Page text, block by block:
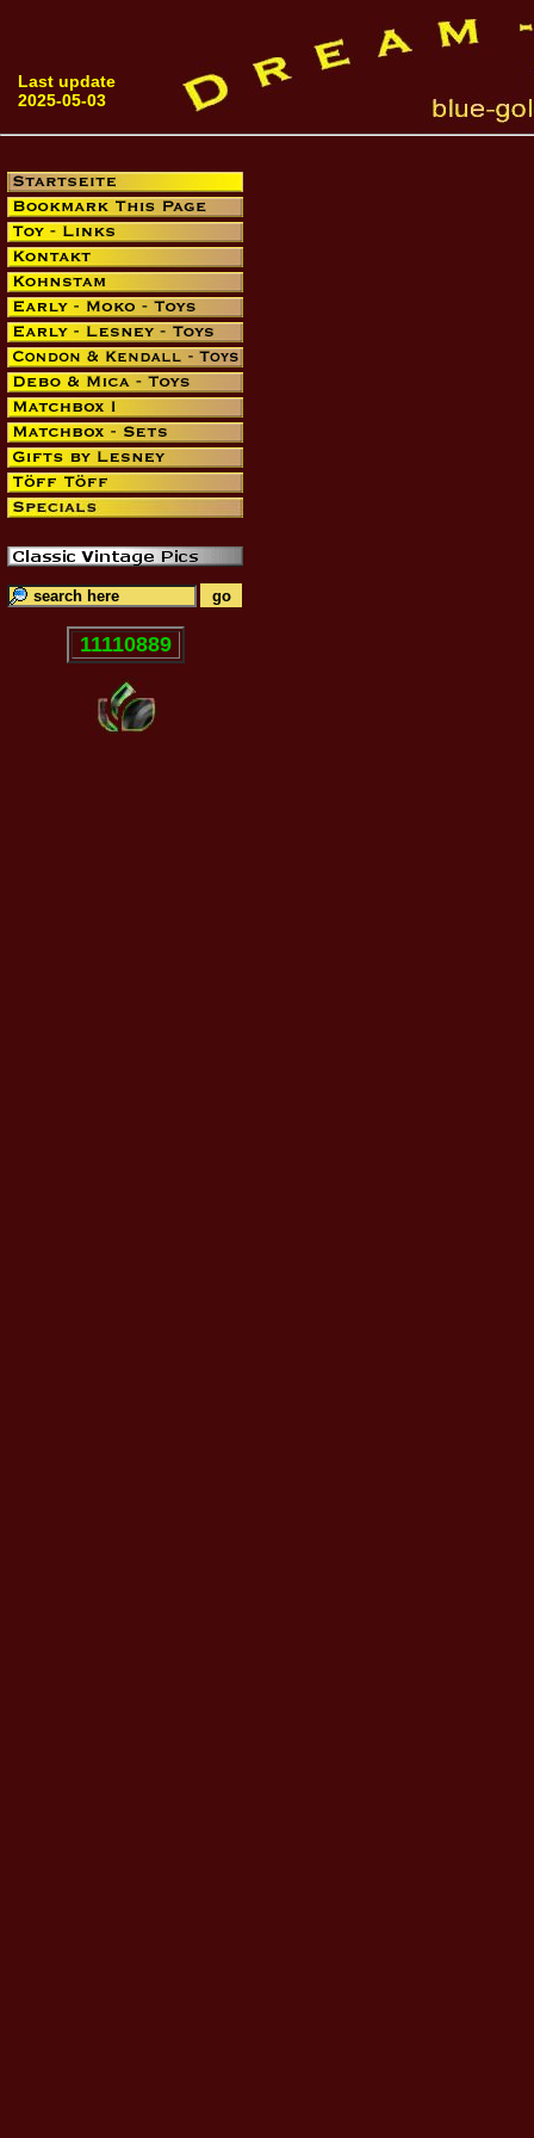
Last update
2025-05-03
11110889